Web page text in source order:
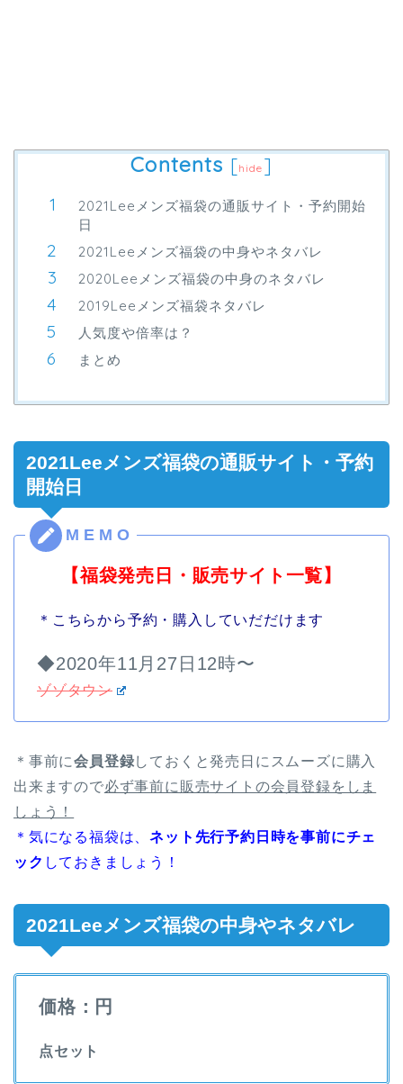
Contents [hide ]
2021Leeメンズ福袋の通販サイト・予約開始
日
2021Leeメンズ福袋の中身やネタバレ
2020Leeメンズ福袋の中身のネタバレ
2019Leeメンズ福袋ネタバレ
人気度や倍率は？
まとめ
2021Leeメンズ福袋の通販サイト・予約
開始日
【福袋発売日・販売サイト一覧】
＊こちらから予約・購入していだだけます
◆2020年11月27日12時〜
ゾゾタウン
＊事前に会員登録しておくと発売日にスムーズに購入
出来ますので必ず事前に販売サイトの会員登録をしま
しょう！
＊気になる福袋は、ネット先行予約日時を事前にチェ
ック しておきましょう！
2021Leeメンズ福袋の中身やネタバレ
価格：円
点セット